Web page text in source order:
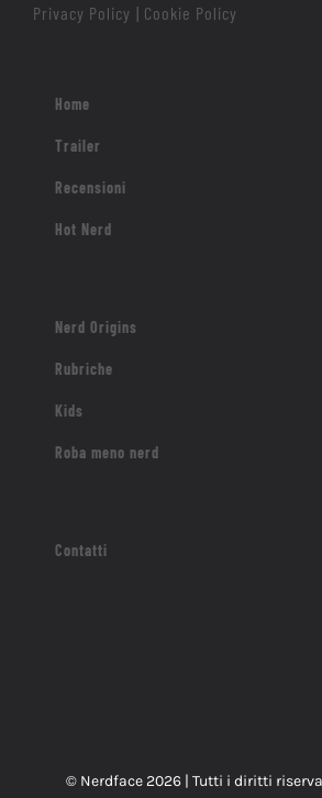
Privacy Policy | Cookie Policy
Home
Trailer
Recensioni
Hot Nerd
Nerd Origins
Rubriche
Kids
Roba meno nerd
Contatti
© Nerdface 2026 | Tutti i diritti